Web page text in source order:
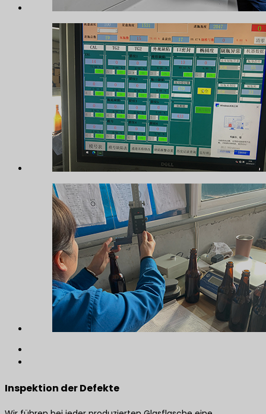
Inspektion der Defekte